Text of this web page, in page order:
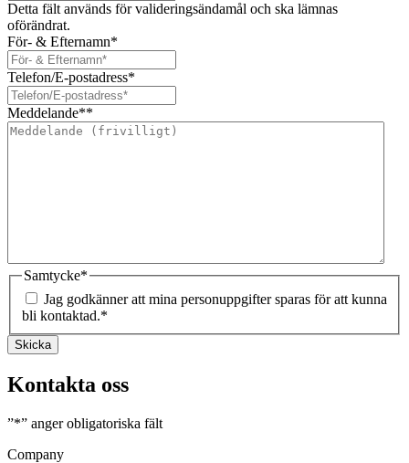
Detta fält används för valideringsändamål och ska lämnas
oförändrat.
För- & Efternamn*
Telefon/E-postadress*
Meddelande**
Samtycke*
Jag godkänner att mina personuppgifter sparas för att kunna
bli kontaktad.*
Skicka
Kontakta oss
”*” anger obligatoriska fält
Company